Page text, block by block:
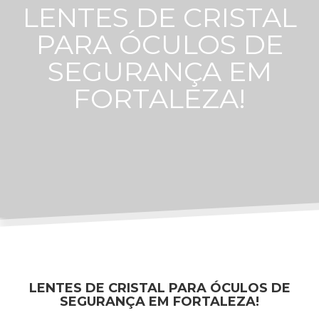
LENTES DE CRISTAL
PARA ÓCULOS DE
SEGURANÇA EM
FORTALEZA!
LENTES DE CRISTAL PARA ÓCULOS DE
SEGURANÇA EM FORTALEZA!